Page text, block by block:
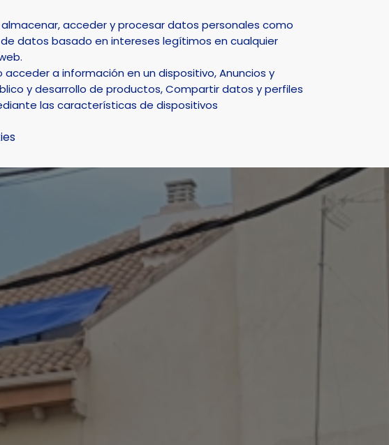
Select Language
LA NUCÍA DEPORTE NATURALEZA SMART CITY
acceder y procesar datos personales como
datos basado en intereses legítimos en cualquier
acceder a información en un dispositivo, Anuncios y
y desarrollo de productos, Compartir datos y perfiles
las características de dispositivos
las calles de La Nucía